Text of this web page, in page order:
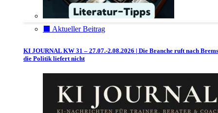
⬛️ Aktueller Beitrag
KI JOURNAL KW 31 – 27.07.-2.08.2026 | Die Branche ruft nach
die Politik liefert nicht